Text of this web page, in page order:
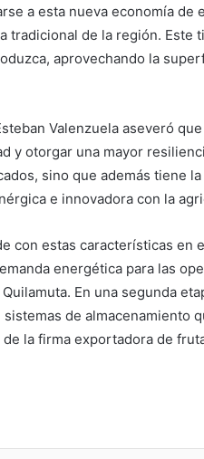
a esta nueva economía de
tradicional de la región. Este
aprovechando la
Valenzuela aseveró
y otorgar una mayor
sino que además tiene
e innovadora con la
con estas características en
energética para las
En una segunda
de almacenamiento
la firma exportadora de